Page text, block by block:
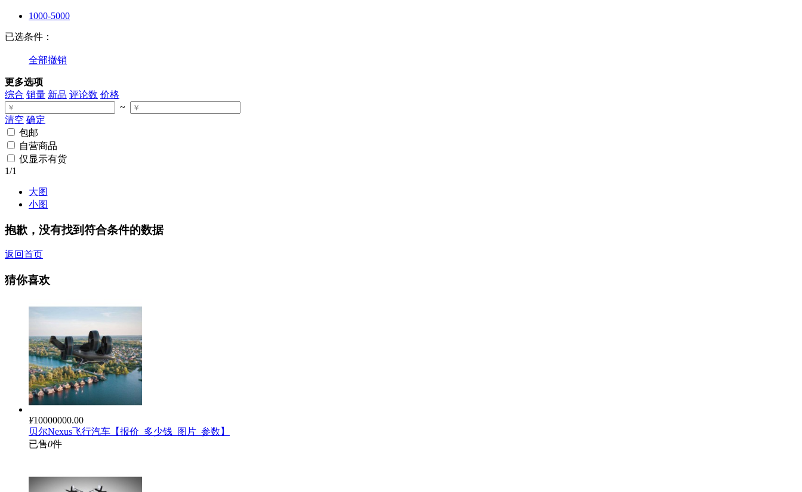
1000-5000
已选条件：
全部撤销
更多选项
综合 销量 新品 评论数 价格
~
清空 确定
包邮
自营商品
仅显示有货
1/1
大图
小图
抱歉，没有找到符合条件的数据
返回首页
猜你喜欢
¥10000000.00
贝尔Nexus飞行汽车【报价_多少钱_图片_参数】
已售0件